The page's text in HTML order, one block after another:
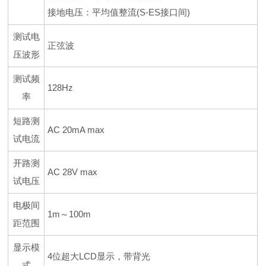
接地电压：平均值整流(S-ES接口间)
测试电
压波形
正弦波
测试频
率
128Hz
短路测
试电流
AC 20mA max
开路测
试电压
AC 28V max
电极间
距范围
1m～100m
显示模
4位超大LCD显示，带背光